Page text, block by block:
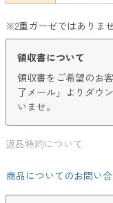
※2重ガーゼではありませ
領収書について
領収書をご希望のお
了メール」よりダウ
いませ。
返品特約について
商品についてのお問い